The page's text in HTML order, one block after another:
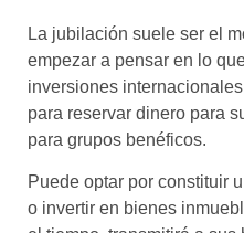
La jubilación suele ser el
empezar a pensar en lo
inversiones
para reservar dinero para
para grupos benéficos.
Puede optar por constituir
o invertir en bienes